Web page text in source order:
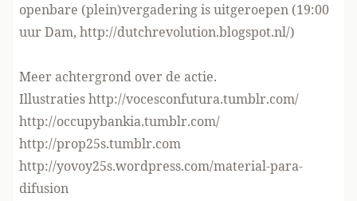
openbare (plein)vergadering is uitgeroepen (19:00
uur Dam, http://dutchrevolution.blogspot.nl/)
Meer achtergrond over de actie.
Illustratieshttp://vocesconfutura.tumblr.com/
http://occupybankia.tumblr.com/
http://prop25s.tumblr.com
http://yovoy25s.wordpress.com/material-para-
difusion